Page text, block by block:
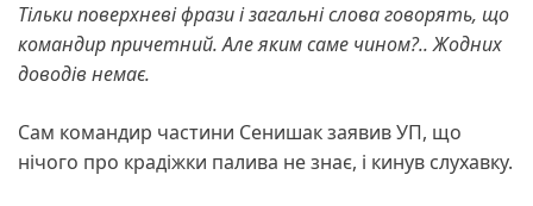
Тільки поверхневі фрази і загальні слова говорять, що
командир причетний. Але яким саме чином?.. Жодних
доводів немає.
Сам командир частини Сенишак заявив УП, що
нічого про крадіжки палива не знає, і кинув слухавку.